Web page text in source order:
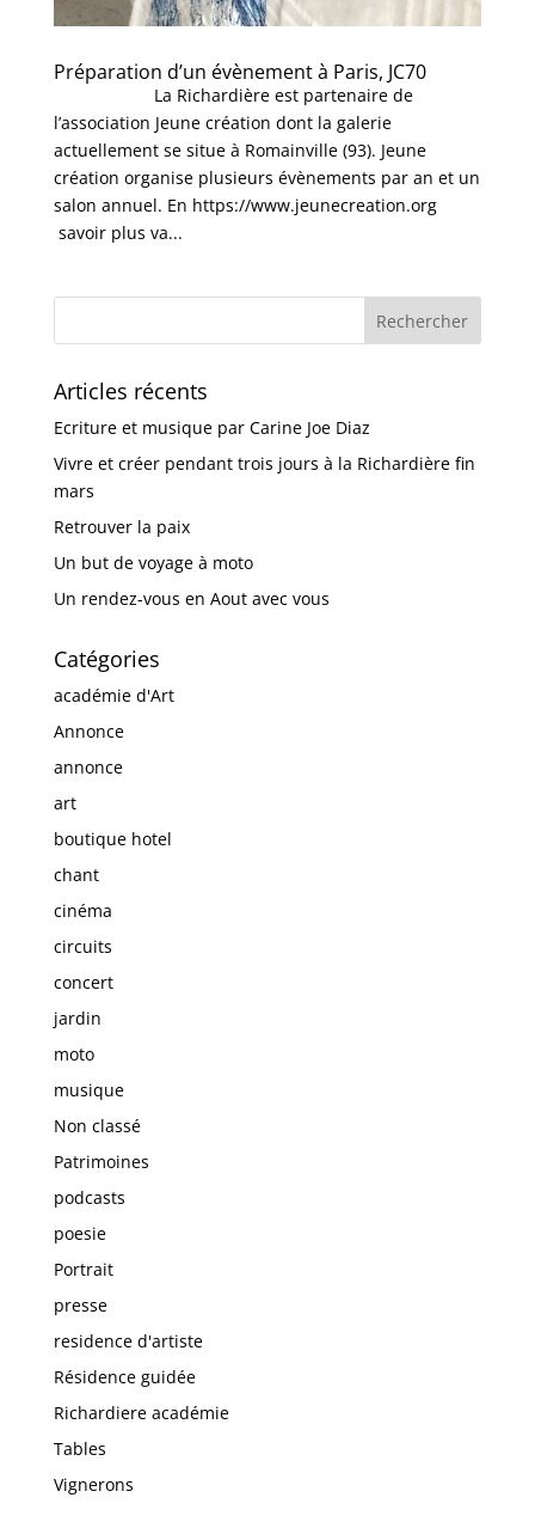
Préparation d’un évènement à Paris, JC70
La Richardière est partenaire de
l’association Jeune création dont la galerie
actuellement se situe à Romainville (93). Jeune
création organise plusieurs évènements par an et un
salon annuel. En https://www.jeunecreation.org
savoir plus va...
Articles récents
Ecriture et musique par Carine Joe Diaz
Vivre et créer pendant trois jours à la Richardière fin
mars
Retrouver la paix
Un but de voyage à moto
Un rendez-vous en Aout avec vous
Catégories
académie d'Art
Annonce
annonce
art
boutique hotel
chant
cinéma
circuits
concert
jardin
moto
musique
Non classé
Patrimoines
podcasts
poesie
Portrait
presse
residence d'artiste
Résidence guidée
Richardiere académie
Tables
Vignerons